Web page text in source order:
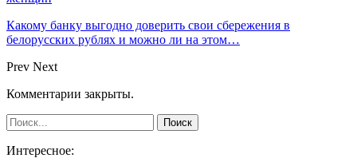
Какому банку выгодно доверить свои сбережения в
белорусских рублях и можно ли на этом…
Prev Next
Комментарии закрыты.
Интересное: